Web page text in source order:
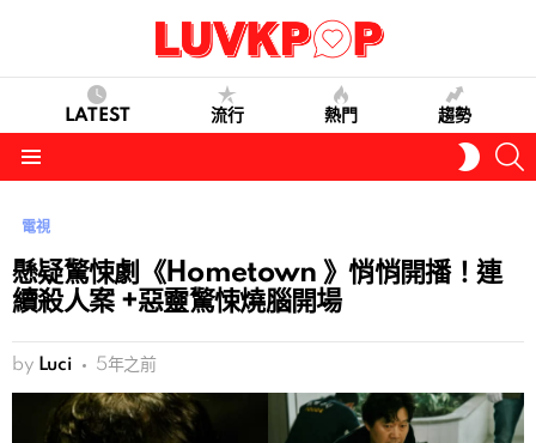
LATEST 流行 熱門 趨勢
SKIN
電視
懸疑驚悚劇《Hometown 》悄悄開播！連
續殺人案 +惡靈驚悚燒腦開場
by Luci 5年之前